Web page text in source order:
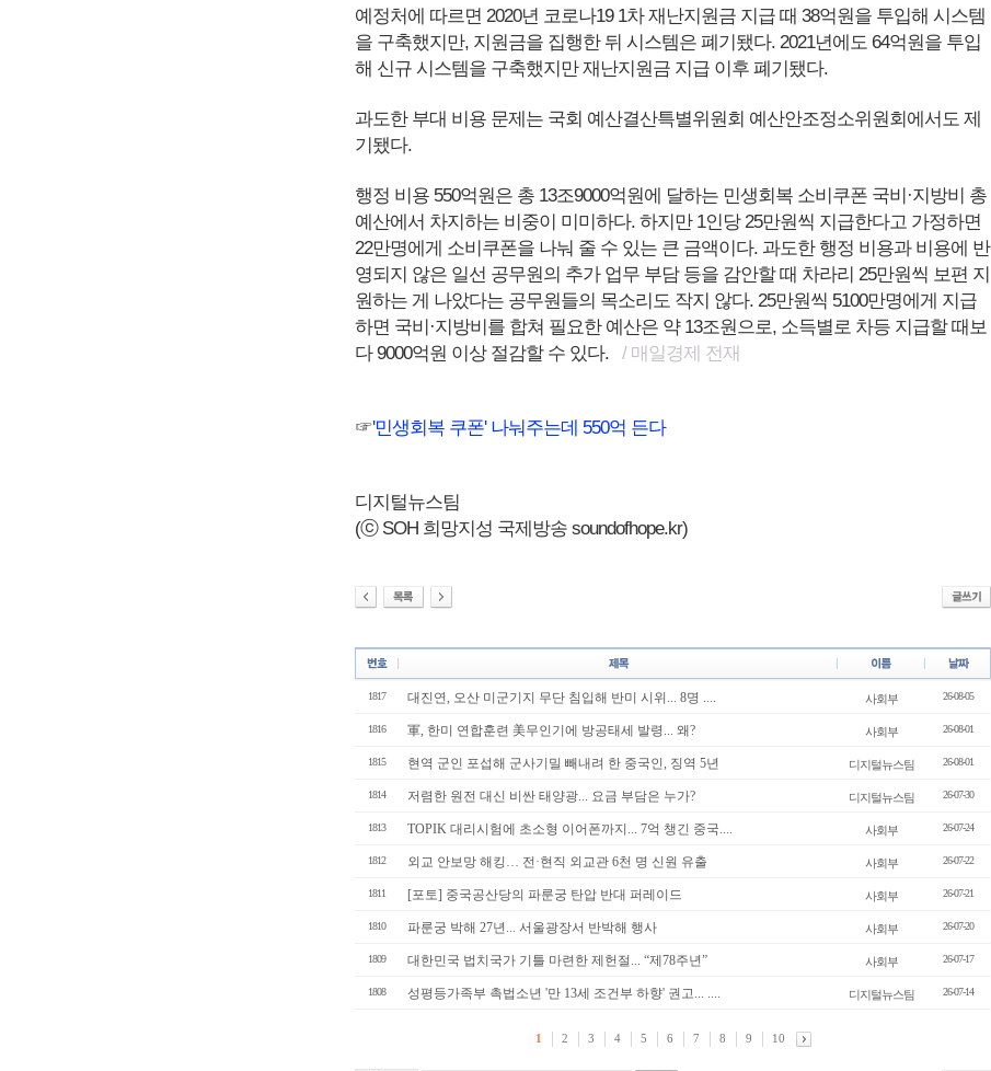
예정처에 따르면 2020년 코로나19 1차 재난지원금 지급 때 38억원을 투입해 시스템
을 구축했지만, 지원금을 집행한 뒤 시스템은 폐기됐다. 2021년에도 64억원을 투입
해 신규 시스템을 구축했지만 재난지원금 지급 이후 폐기됐다.
과도한 부대 비용 문제는 국회 예산결산특별위원회 예산안조정소위원회에서도 제
기됐다.
행정 비용 550억원은 총 13조9000억원에 달하는 민생회복 소비쿠폰 국비·지방비 총
예산에서 차지하는 비중이 미미하다. 하지만 1인당 25만원씩 지급한다고 가정하면
22만명에게 소비쿠폰을 나눠 줄 수 있는 큰 금액이다. 과도한 행정 비용과 비용에 반
영되지 않은 일선 공무원의 추가 업무 부담 등을 감안할 때 차라리 25만원씩 보편 지
원하는 게 나았다는 공무원들의 목소리도 작지 않다. 25만원씩 5100만명에게 지급
하면 국비·지방비를 합쳐 필요한 예산은 약 13조원으로, 소득별로 차등 지급할 때보
다 9000억원 이상 절감할 수 있다. / 매일경제 전재
☞'민생회복 쿠폰' 나눠주는데 550억 든다
디지털뉴스팀
(ⓒ SOH 희망지성 국제방송 soundofhope.kr)
1817 대진연, 오산 미군기지 무단 침입해 반미 시위... 8명 .... 사회부 26-08-05
1816 軍, 한미 연합훈련 美무인기에 방공태세 발령... 왜? 사회부 26-08-01
1815 현역 군인 포섭해 군사기밀 빼내려 한 중국인, 징역 5년 디지털뉴스팀 26-08-01
1814 저렴한 원전 대신 비싼 태양광... 요금 부담은 누가? 디지털뉴스팀 26-07-30
1813 TOPIK 대리시험에 초소형 이어폰까지... 7억 챙긴 중국.... 사회부 26-07-24
1812 외교 안보망 해킹… 전·현직 외교관 6천 명 신원 유출 사회부 26-07-22
1811 [포토] 중국공산당의 파룬궁 탄압 반대 퍼레이드 사회부 26-07-21
1810 파룬궁 박해 27년... 서울광장서 반박해 행사 사회부 26-07-20
1809 대한민국 법치국가 기틀 마련한 제헌절... “제78주년” 사회부 26-07-17
1808 성평등가족부 촉법소년 '만 13세 조건부 하향' 권고... .... 디지털뉴스팀 26-07-14
1 2 3 4 5 6 7 8 9 10